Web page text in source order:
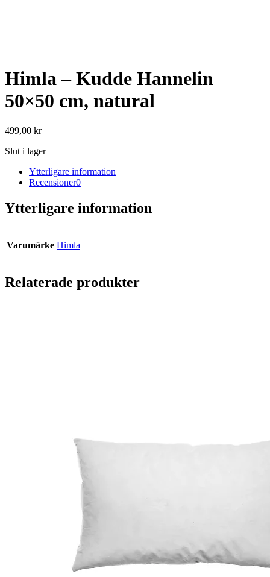
Himla – Kudde Hannelin
50×50 cm, natural
499,00 kr
Slut i lager
Ytterligare information
Recensioner0
Ytterligare information
Varumärke Himla
Relaterade produkter